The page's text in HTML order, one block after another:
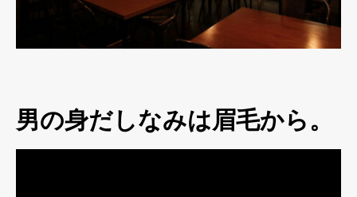
男の身だしなみは眉毛から。